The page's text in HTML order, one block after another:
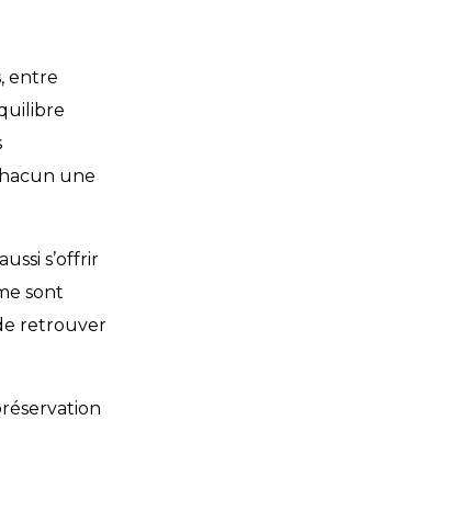
entre
une
s’offrir
sont
retrouver